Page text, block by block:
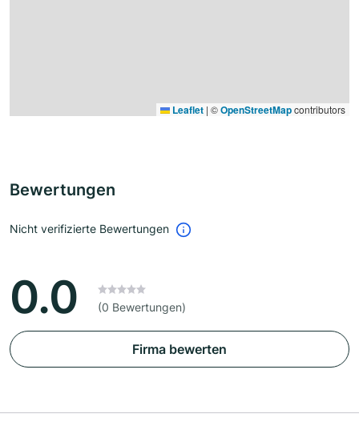
Leaflet | ©OpenStreetMapcontributors
Bewertungen
Nicht verifizierte Bewertungen
0.0 (0 Bewertungen)
Firma bewerten